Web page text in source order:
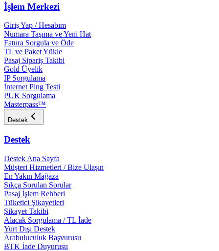
İşlem Merkezi
Giriş Yap / Hesabım
Numara Taşıma ve Yeni Hat
Fatura Sorgula ve Öde
TL ve Paket Yükle
Pasaj Sipariş Takibi
Gold Üyelik
IP Sorgulama
İnternet Ping Testi
PUK Sorgulama
Masterpass™
Destek
Destek
Destek Ana Sayfa
Müşteri Hizmetleri / Bize Ulaşın
En Yakın Mağaza
Sıkça Sorulan Sorular
Pasaj İşlem Rehberi
Tüketici Şikayetleri
Şikayet Takibi
Alacak Sorgulama / TL İade
Yurt Dışı Destek
Arabuluculuk Başvurusu
BTK İade Duyurusu